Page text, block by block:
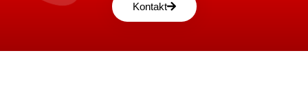
Kontakt